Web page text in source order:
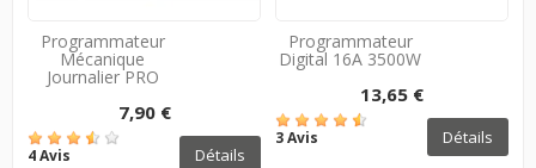
Programmateur
Mécanique
Journalier PRO
7,90 €
4 Avis Détails
Programmateur
Digital 16A 3500W
13,65 €
3 Avis Détails